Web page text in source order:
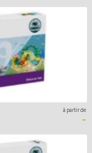
à partir de
-